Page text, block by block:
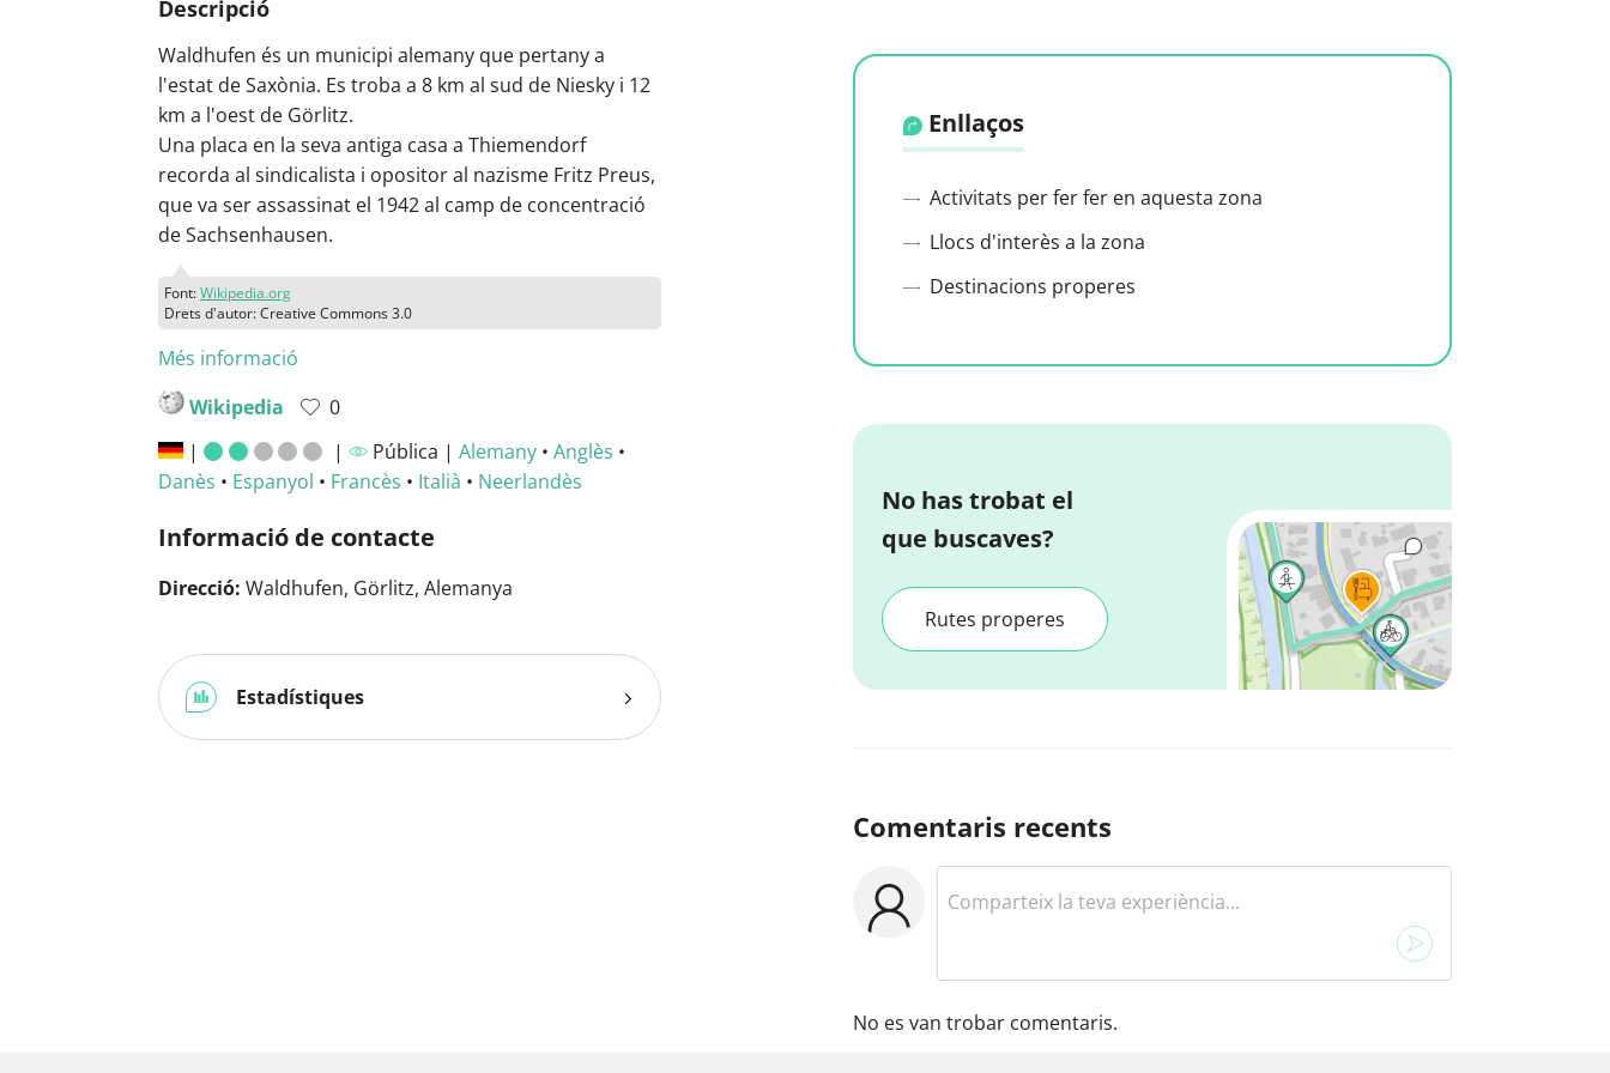
Descripció
Waldhufen és un municipi alemany que pertany a
l'estat de Saxònia. Es troba a 8 km al sud de Niesky i 12
km a l'oest de Görlitz.
Una placa en la seva antiga casa a Thiemendorf
recorda al sindicalista i opositor al nazisme Fritz Preus,
que va ser assassinat el 1942 al camp de concentració
de Sachsenhausen.
Font:Wikipedia.org
Drets d'autor: Creative Commons 3.0
Més informació
Wikipedia
0
|
| Pública | Alemany• Anglès •
Danès • Espanyol • Francès • Italià • Neerlandès
Informació de contacte
Direcció: Waldhufen, Görlitz, Alemanya
Estadístiques
Enllaços
Activitats per fer fer en aquesta zona
Llocs d'interès a la zona
Destinacions properes
No has trobat el
que buscaves?
Rutes properes
Comentaris recents
No es van trobar comentaris.